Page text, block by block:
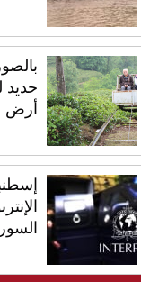
حديد
أرض